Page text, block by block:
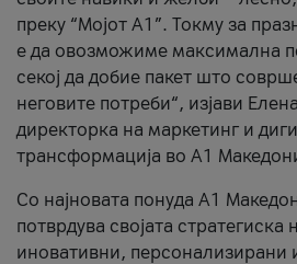
преку “Мојот А1”. Токму за
е да овозможиме максимална
секој да добие пакет што
неговите потреби“, изјави
директорка на маркетинг и
трансформација во А1
Со најновата понуда А1
потврдува својата
иновативни, персонализирани